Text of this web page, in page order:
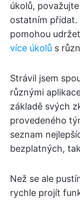
úkolů,
ostatním přidat.
pomohou
více úkolů s
Strávil jsem
různými
základě svých
provedeného
seznam
bezplatných,
Než se ale
rychle projít